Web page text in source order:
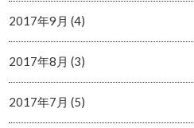
2017年9月 (4)
2017年8月 (3)
2017年7月 (5)